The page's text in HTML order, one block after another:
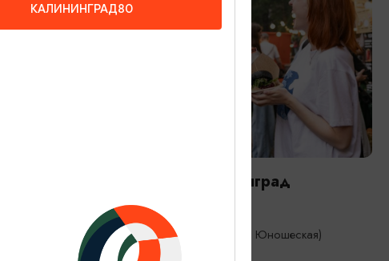
Городской пикник: Калининград
04.09.2026 - 06.09.2026
Калининград, Королевский парк (ул. Юношеская)
КАЛИНИНГРАД80